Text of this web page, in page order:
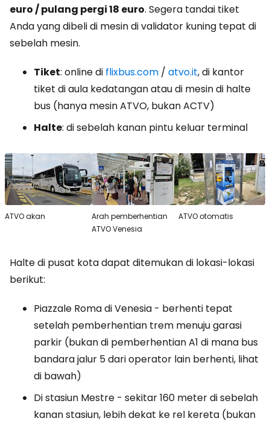
euro / pulang pergi 18 euro. Segera tandai tiket
Anda yang dibeli di mesin di validator kuning tepat di
sebelah mesin.
Tiket: online di flixbus.com / atvo.it, di kantor
tiket di aula kedatangan atau di mesin di halte
bus (hanya mesin ATVO, bukan ACTV)
Halte: di sebelah kanan pintu keluar terminal
ATVO akan
Arah pemberhentian
ATVO Venesia
ATVO otomatis
Halte di pusat kota dapat ditemukan di lokasi-lokasi
berikut:
Piazzale Roma di Venesia - berhenti tepat
setelah pemberhentian trem menuju garasi
parkir (bukan di pemberhentian A1 di mana bus
bandara jalur 5 dari operator lain berhenti, lihat
di bawah)
Di stasiun Mestre - sekitar 160 meter di sebelah
kanan stasiun, lebih dekat ke rel kereta (bukan